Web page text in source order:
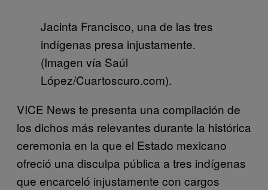
Jacinta Francisco, una de las tres
indígenas presa injustamente.
(Imagen vía Saúl
López/Cuartoscuro.com).
VICE News te presenta una compilación de
los dichos más relevantes durante la histórica
ceremonia en la que el Estado mexicano
ofreció una disculpa pública a tres indígenas
que encarceló injustamente con cargos